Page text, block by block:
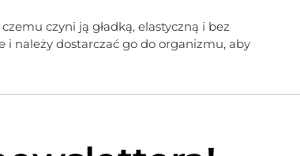
czyni ją gładką, elastyczną i bez
należy dostarczać go do organizmu, aby